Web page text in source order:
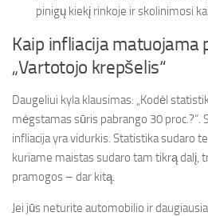
pinigų kiekį rinkoje ir skolinimosi
Kaip infliacija matuojama
„Vartotojo krepšelis“
Daugeliui kyla klausimas: „Kodėl
mėgstamas sūris pabrango 30 proc.?“.
infliacija yra vidurkis. Statistika sudaro
kuriame maistas sudaro tam tikrą dalį,
pramogos – dar kitą.
Jei jūs neturite automobilio ir